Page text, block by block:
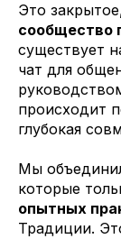
Это
сообщество
существует
чат для
происходит
глубокая
Мы
которые
опытных
Традиции.